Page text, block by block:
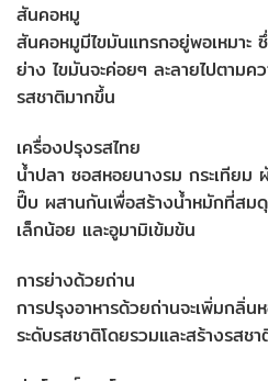
สันคอหมู
สันคอหมูมีไขมันแทรกอยู่พอเหมาะ
ย่าง ไขมันจะค่อยๆ ละลายไปตามค
รสชาติมากขึ้น
เครื่องปรุงรสไทย
น้ำปลา ซอสหอยนางรม กระเทียม
ปี๊บ ผสานกันเพื่อสร้างน้ำหมักที่สม
เล็กน้อย และอูมามิเข้มข้น
การย่างด้วยถ่าน
การปรุงอาหารด้วยถ่านจะเพิ่มกลิ่
ระดับรสชาติโดยรวมและสร้างรสช